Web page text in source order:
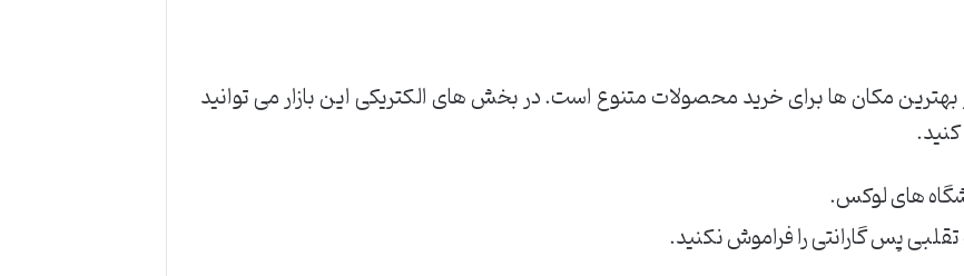
در خیابان ۱۵ خرداد یکی از بهترین مکان ها برای خرید محصولات متنوع است. در بخش های الکتریکی این بازار می توانید
های لوکس.
پس گارانتی را فراموش نکنید.